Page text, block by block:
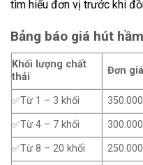
tìm hiểu đơn vị trước khi
Bảng báo giá hút
Khối lượng chất
thải
Đơn giá
✅Từ 1 – 3 khối
✅Từ 4 – 7 khối
✅Từ 8 – 20 khối